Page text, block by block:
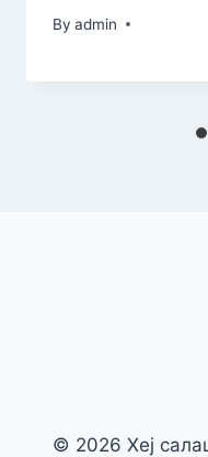
By admin
© 2026 Хеј